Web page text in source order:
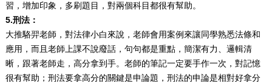
習，增加印象，多刷題目，對兩個科目都很有幫助。
5.刑法：
大推駱羿老師，對法律小白來說，老師會用案例來讓同學熟悉法條和
應用，而且老師上課不說廢話，句句都是重點，簡潔有力、邏輯清
晰，跟著老師走，高分拿到手。老師的筆記一定要手作一次，對記憶
很有幫助；刑法要拿高分的關鍵是申論題，刑法的申論是相對好拿分